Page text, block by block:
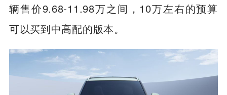
辆售价9.68-11.98万之间，10万左右的预算
可以买到中高配的版本。